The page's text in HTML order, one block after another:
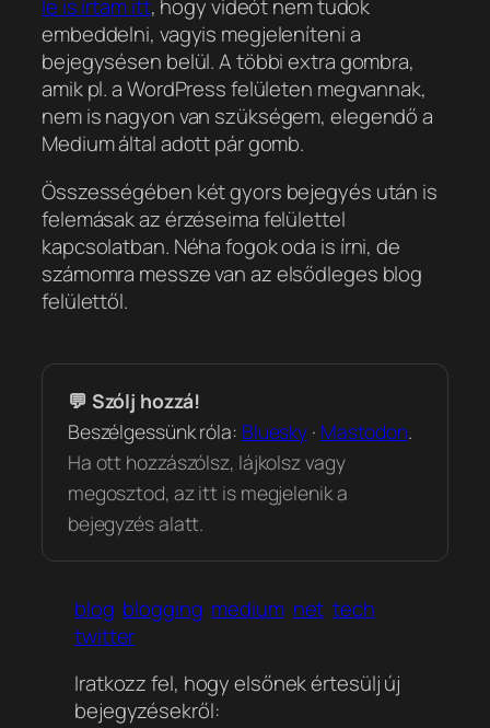
le is írtam itt, hogy videót nem tudok
embeddelni, vagyis megjeleníteni a
bejegysésen belül. A többi extra gombra,
amik pl. a WordPress felületen megvannak,
nem is nagyon van szükségem, elegendő a
Medium által adott pár gomb.
Összességében két gyors bejegyés után is
felemásak az érzéseima felülettel
kapcsolatban. Néha fogok oda is írni, de
számomra messze van az elsődleges blog
felülettől.
💬 Szólj hozzá!
Beszélgessünk róla: Bluesky · Mastodon.
Ha ott hozzászólsz, lájkolsz vagy
megosztod, az itt is megjelenik a
bejegyzés alatt.
blog blogging medium net tech
twitter
Iratkozz fel, hogy elsőnek értesülj új
bejegyzésekről: